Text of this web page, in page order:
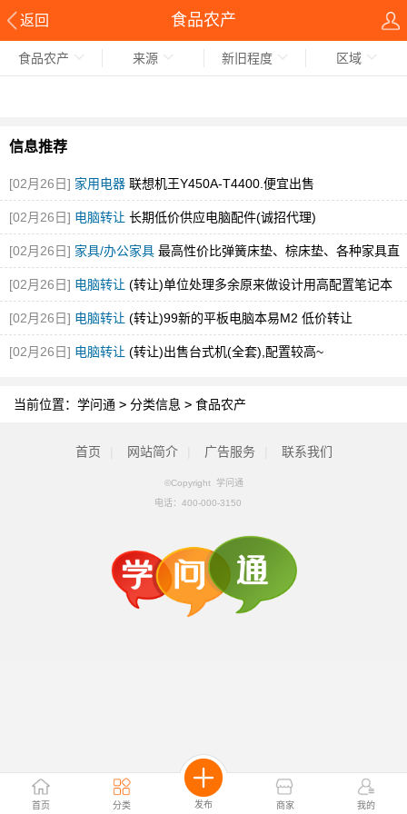
返回 食品农产
首页 分类 发布 商家 我的
食品农产 来源 新旧程度 区域
信息推荐
[02月26日] 家用电器 联想机王Y450A-T4400.便宜出售
[02月26日] 电脑转让 长期低价供应电脑配件(诚招代理)
[02月26日] 家具/办公家具 最高性价比弹簧床垫、棕床垫、各种家具直
销[02月26日] 电脑转让 (转让)单位处理多余原来做设计用高配置笔记本
[02月26日] 电脑转让 (转让)99新的平板电脑本易M2 低价转让
[02月26日] 电脑转让 (转让)出售台式机(全套),配置较高~
当前位置： 学问通 > 分类信息 > 食品农产
首页 网站简介 广告服务 联系我们
©Copyright 学问通
电话： 400-000-3150